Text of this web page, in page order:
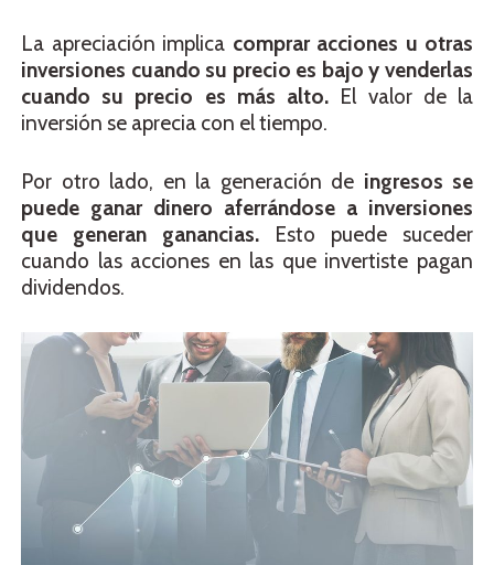
La apreciación implica comprar acciones u otras
inversiones cuando su precio es bajo y venderlas
cuando su precio es más alto. El valor de la
inversión se aprecia con el tiempo.
Por otro lado, en la generación de ingresos se
puede ganar dinero aferrándose a inversiones
que generan ganancias. Esto puede suceder
cuando las acciones en las que invertiste pagan
dividendos.